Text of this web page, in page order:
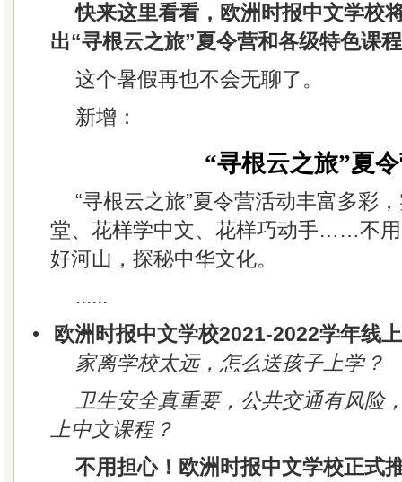
快来这里看看，欧洲时报中文学校
出“寻根云之旅”夏令营和各级特色课
这个暑假再也不会无聊了。
新增：
“寻根云之旅”夏
“寻根云之旅”夏令营活动丰富多彩
堂、花样学中文、花样巧动手……不
好河山，探秘中华文化。
......
•
欧洲时报中文学校2021-2022学年线
家离学校太远，怎么送孩子上学？
卫生安全真重要，公共交通有风险
上中文课程？
不用担心！欧洲时报中文学校正式